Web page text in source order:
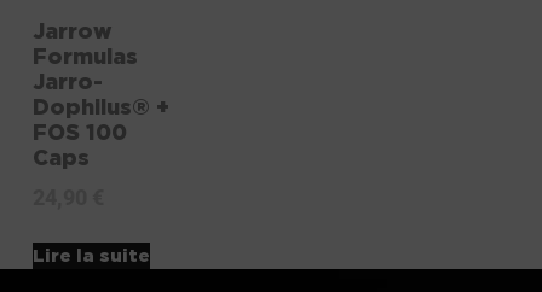
Jarrow
Formulas
Jarro-
Dophilus® +
FOS 100
Caps
Lire la suite